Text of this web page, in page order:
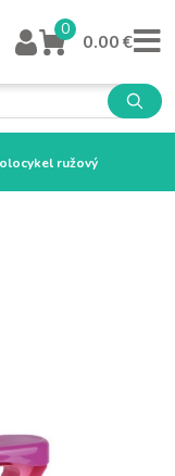
0
0.00 €
ružový